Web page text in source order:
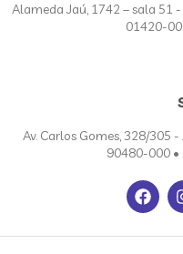
Alameda Jaú, 1742 – sala 51
01420-
Av. Carlos Gomes, 328/305
90480-000